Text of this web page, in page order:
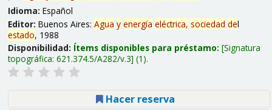
Idioma: Español
Editor: Buenos Aires: Agua y energía eléctrica, sociedad del
estado, 1988
Disponibilidad: Ítems disponibles para préstamo: Signatura
topográfica: 621.374.5/A282/v.3 (1).
Hacer reserva